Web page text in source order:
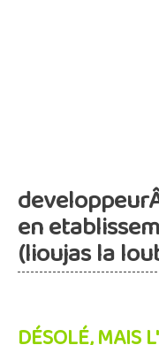
en
(lioujas la